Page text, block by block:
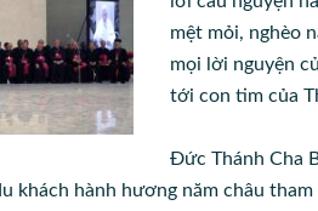
mệt mỏi, nghèo
mọi lời nguyện
tới con tim của
Đức Thánh Cha
khách hành hương năm châu